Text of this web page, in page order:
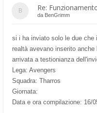
Re:
da BenGrimm
si i ha inviato solo le due che
realtà avevano inserito
arrivata a testionianza
Lega: Avengers
Squadra: Tharros
Giornata:
Data e ora compilazione: 16/